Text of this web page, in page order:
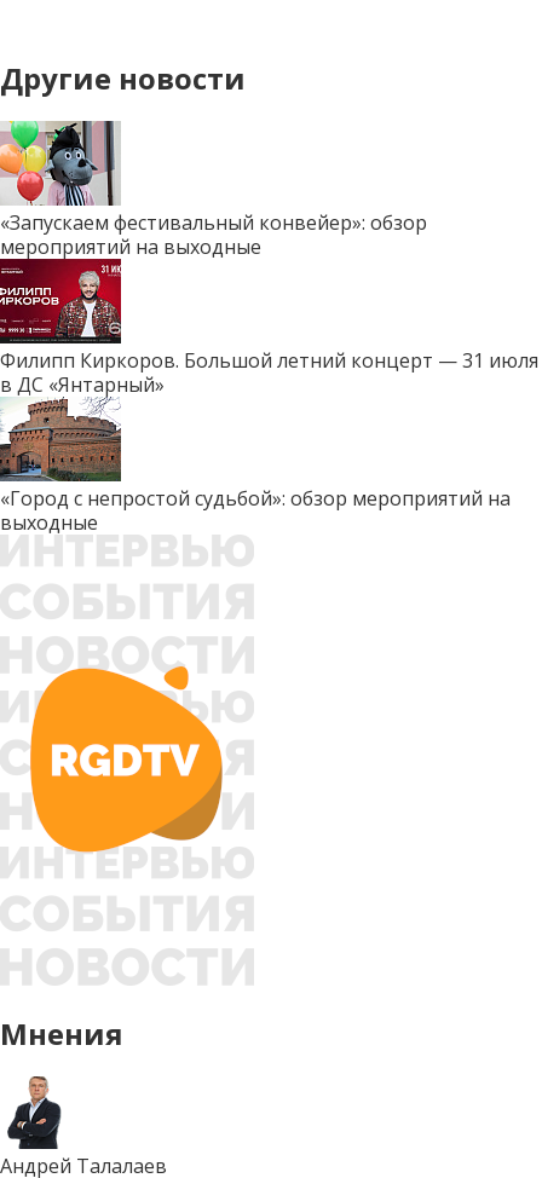
Другие новости
«Запускаем фестивальный конвейер»: обзор
мероприятий на выходные
Филипп Киркоров. Большой летний концерт — 31 июля
в ДС «Янтарный»
«Город с непростой судьбой»: обзор мероприятий на
выходные
Мнения
Андрей Талалаев